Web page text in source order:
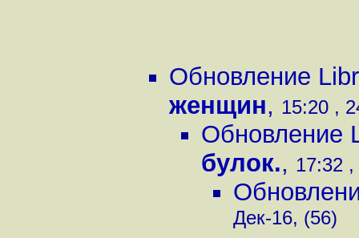
Обновление
женщин, 15:20 ,
Обновление
булок., 17:32
Дек-16, (56)